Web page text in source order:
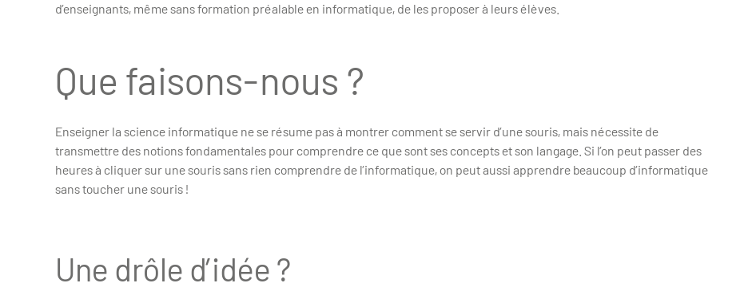
d’enseignants, même sans formation préalable en informatique, de les proposer à leurs élèves.
Que faisons-nous ?
Enseigner la science informatique ne se résume pas à montrer comment se servir d’une souris, mais nécessite de
transmettre des notions fondamentales pour comprendre ce que sont ses concepts et son langage. Si l’on peut passer des
heures à cliquer sur une souris sans rien comprendre de l’informatique, on peut aussi apprendre beaucoup d’informatique
sans toucher une souris !
Une drôle d’idée ?